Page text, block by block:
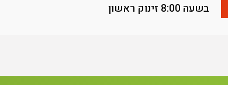
בשעה 8:00 זינוק ראשון